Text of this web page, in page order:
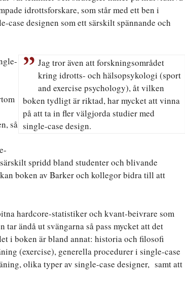
idrottsforskare, som står med ett ben i
designen som ett särskilt spännande och
Jag tror även att forskningsområdet
kring idrotts- och hälsopsykologi (sport
and exercise psychology), åt vilken
boken tydligt är riktad, har mycket att vinna
på att ta in fler välgjorda studier med
single-case design.
så
spridd bland studenter och blivande
boken av Barker och kollegor bidra till att
hardcore-statistiker och kvant-beivrare som
ändå ut svängarna så pass mycket att det
i boken är bland annat: historia och filosofi
(exercise), generella procedurer i single-case
olika typer av single-case designer, samt att